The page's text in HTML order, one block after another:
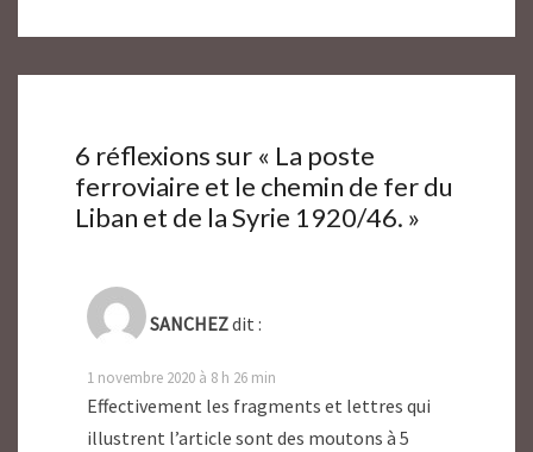
6 réflexions sur « La poste
ferroviaire et le chemin de fer du
Liban et de la Syrie 1920/46. »
SANCHEZdit :
1 novembre 2020 à 8 h 26 min
Effectivement les fragments et lettres qui
illustrent l’article sont des moutons à 5